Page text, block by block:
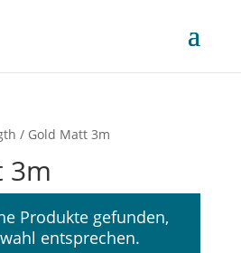
/ Gold Matt 3m
3m
Produkte gefunden,
entsprechen.